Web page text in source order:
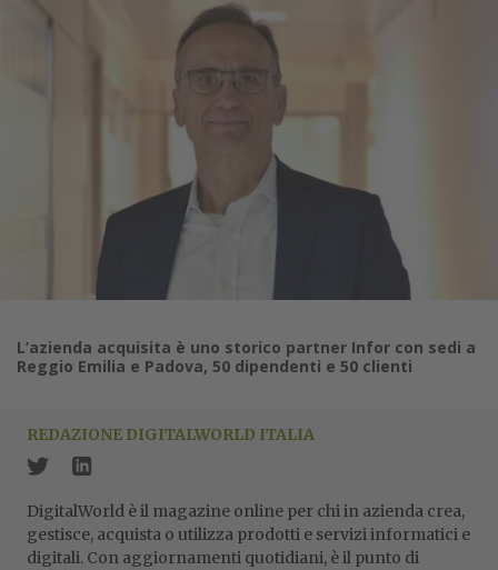
L’azienda acquisita è uno storico partner Infor con sedi a
Reggio Emilia e Padova, 50 dipendenti e 50 clienti
REDAZIONE DIGITALWORLD ITALIA
DigitalWorld è il magazine online per chi in azienda crea,
gestisce, acquista o utilizza prodotti e servizi informatici e
digitali. Con aggiornamenti quotidiani, è il punto di